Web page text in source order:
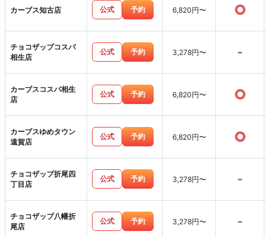
カーブス知古店 公式 予約 6,820円〜 ○
チョコザップコスパ
相生店
公式 予約 3,278円〜 -
カーブスコスパ相生
店
公式 予約 6,820円〜 ○
カーブスゆめタウン
遠賀店
公式 予約 6,820円〜 ○
チョコザップ折尾四
丁目店
公式 予約 3,278円〜 -
チョコザップ八幡折
尾店
公式 予約 3,278円〜 -